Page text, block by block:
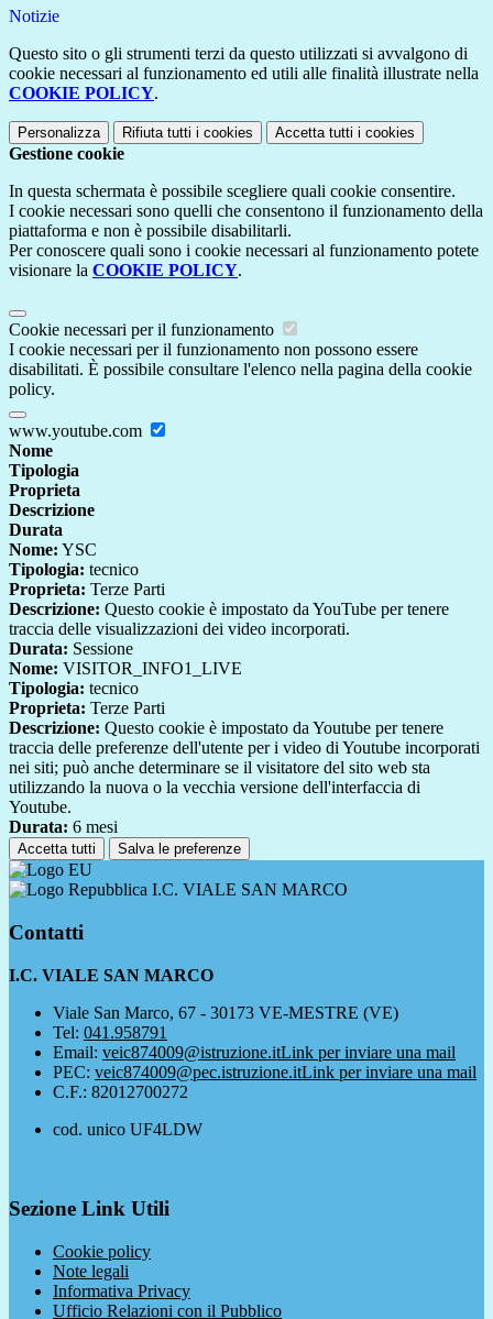
Notizie
Questo sito o gli strumenti terzi da questo utilizzati si avvalgono di
cookie necessari al funzionamento ed utili alle finalità illustrate nella
COOKIE POLICY.
Personalizza Rifiuta tutti i cookies Accetta tutti i cookies
Gestione cookie
In questa schermata è possibile scegliere quali cookie consentire.
I cookie necessari sono quelli che consentono il funzionamento della
piattaforma e non è possibile disabilitarli.
Per conoscere quali sono i cookie necessari al funzionamento potete
visionare la COOKIE POLICY.
Cookie necessari per il funzionamento
I cookie necessari per il funzionamento non possono essere
disabilitati. È possibile consultare l'elenco nella pagina della cookie
policy.
www.youtube.com
Nome
Tipologia
Proprieta
Descrizione
Durata
Nome: YSC
Tipologia: tecnico
Proprieta: Terze Parti
Descrizione: Questo cookie è impostato da YouTube per tenere
traccia delle visualizzazioni dei video incorporati.
Durata: Sessione
Nome: VISITOR_INFO1_LIVE
Tipologia: tecnico
Proprieta: Terze Parti
Descrizione: Questo cookie è impostato da Youtube per tenere
traccia delle preferenze dell'utente per i video di Youtube incorporati
nei siti; può anche determinare se il visitatore del sito web sta
utilizzando la nuova o la vecchia versione dell'interfaccia di
Youtube.
Durata: 6 mesi
Accetta tutti Salva le preferenze
I.C. VIALE SAN MARCO
Contatti
I.C. VIALE SAN MARCO
Viale San Marco, 67 - 30173 VE-MESTRE (VE)
Tel: 041.958791
Email: veic874009@istruzione.itLink per inviare una mail
PEC: veic874009@pec.istruzione.itLink per inviare una mail
C.F.: 82012700272
cod. unico UF4LDW
Sezione Link Utili
Cookie policy
Note legali
Informativa Privacy
Ufficio Relazioni con il Pubblico